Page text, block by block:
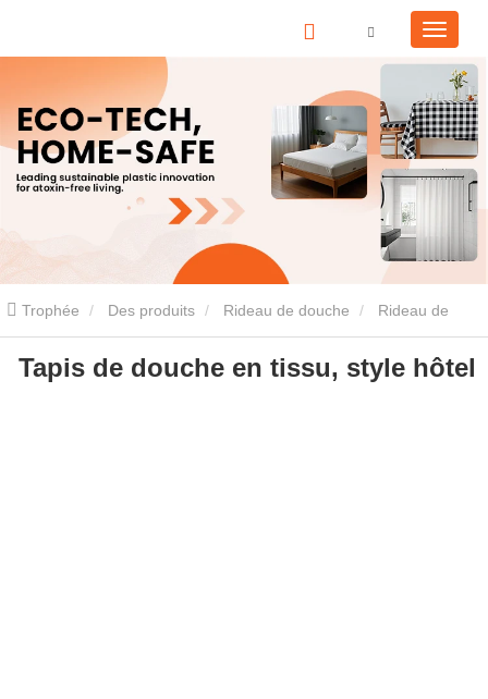
Trophée Des produits Rideau de douche Rideau de
douche en tissu Tapis de douche en tissu, style hôtel
Tapis de douche en tissu, style hôtel